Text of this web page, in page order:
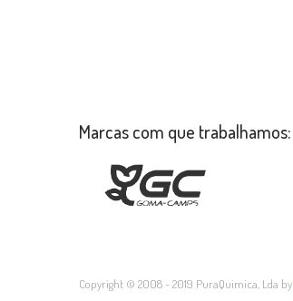
Marcas com que trabalhamos:
Copyright © 2008 - 2019 PuraQuimica, Lda by